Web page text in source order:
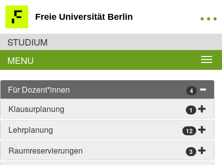
Freie Universität Berlin
STUDIUM
MENU
Für Dozent*innen 4
Klausurplanung 1
Lehrplanung 12
Raumreservierungen 3